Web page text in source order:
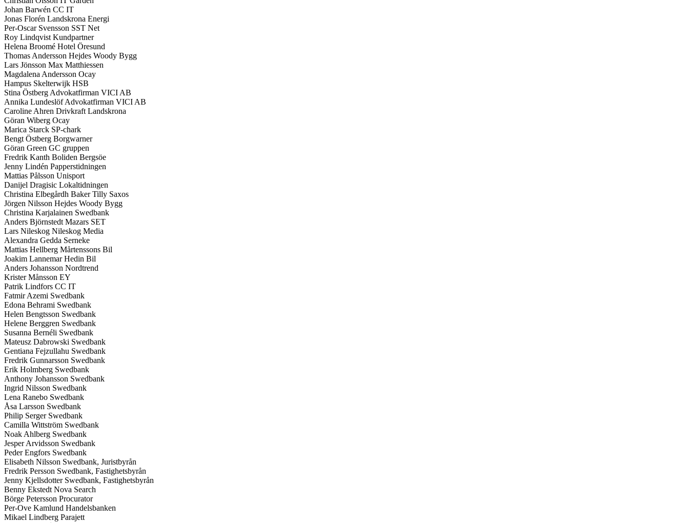
Johan Barwén CC IT
Jonas Florén Landskrona Energi
Per-Oscar Svensson SST Net
Roy Lindqvist Kundpartner
Helena Broomé Hotel Öresund
Thomas Andersson Hejdes Woody Bygg
Lars Jönsson Max Matthiessen
Magdalena Andersson Ocay
Hampus Skelterwijk HSB
Stina Östberg Advokatfirman VICI AB
Annika Lundeslöf Advokatfirman VICI AB
Caroline Ahren Drivkraft Landskrona
Göran Wiberg Ocay
Marica Starck SP-chark
Bengt Östberg Borgwarner
Göran Green GC gruppen
Fredrik Kanth Boliden Bergsöe
Jenny Lindén Papperstidningen
Mattias Pålsson Unisport
Danijel Dragisic Lokaltidningen
Christina Elbegårdh Baker Tilly Saxos
Jörgen Nilsson Hejdes Woody Bygg
Christina Karjalainen Swedbank
Anders Björnstedt Mazars SET
Lars Nileskog Nileskog Media
Alexandra Gedda Serneke
Mattias Hellberg Mårtenssons Bil
Joakim Lannemar Hedin Bil
Anders Johansson Nordtrend
Krister Månsson EY
Patrik Lindfors CC IT
Fatmir Azemi Swedbank
Edona Behrami Swedbank
Helen Bengtsson Swedbank
Helene Berggren Swedbank
Susanna Bernéli Swedbank
Mateusz Dabrowski Swedbank
Gentiana Fejzullahu Swedbank
Fredrik Gunnarsson Swedbank
Erik Holmberg Swedbank
Anthony Johansson Swedbank
Ingrid Nilsson Swedbank
Lena Ranebo Swedbank
Åsa Larsson Swedbank
Philip Serger Swedbank
Camilla Wittström Swedbank
Noak Ahlberg Swedbank
Jesper Arvidsson Swedbank
Peder Engfors Swedbank
Elisabeth Nilsson Swedbank, Juristbyrån
Fredrik Persson Swedbank, Fastighetsbyrån
Jenny Kjellsdotter Swedbank, Fastighetsbyrån
Benny Ekstedt Nova Search
Börge Petersson Procurator
Per-Ove Kamlund Handelsbanken
Mikael Lindberg Parajett